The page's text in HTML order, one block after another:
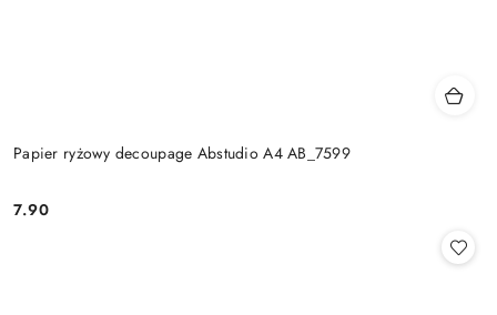
Papier ryżowy decoupage Abstudio A4 AB_7599
Cena:
7.90